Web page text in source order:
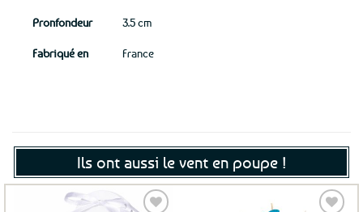
Pronfondeur 3.5 cm
Fabriqué en France
Ils ont aussi le vent en poupe !